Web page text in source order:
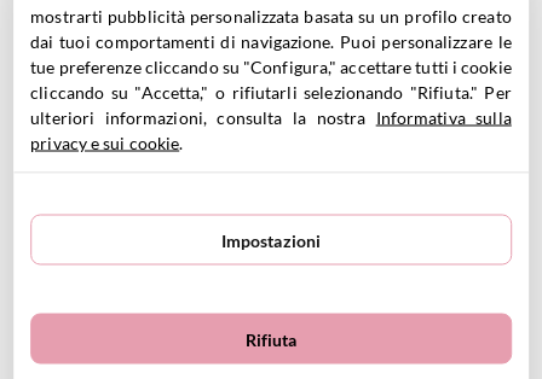
VEDI PRODOTTO VEDI PRODOTTO
7.95€ 7.95€
mostrarti pubblicità personalizzata basata su un profilo creato
dai tuoi comportamenti di navigazione. Puoi personalizzare le
tue preferenze cliccando su "Configura," accettare tutti i cookie
cliccando su "Accetta," o rifiutarli selezionando "Rifiuta." Per
ulteriori informazioni, consulta la nostra Informativa sulla
privacy e sui cookie.
Impostazioni
Rifiuta